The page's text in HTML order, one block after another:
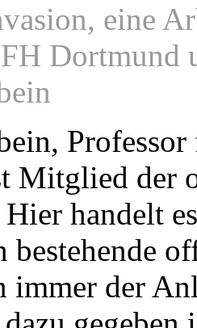
eine
Mitglied der
handelt
bestehende
immer der